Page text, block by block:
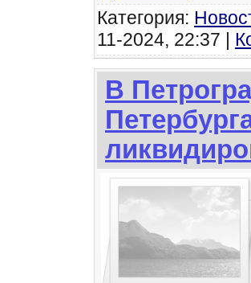
Категория:
11-2024, 22:37 |
В